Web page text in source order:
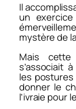
Il
un exercice
mystère de
Mais cette
s’associait
les
donner le
l’ivraie pour